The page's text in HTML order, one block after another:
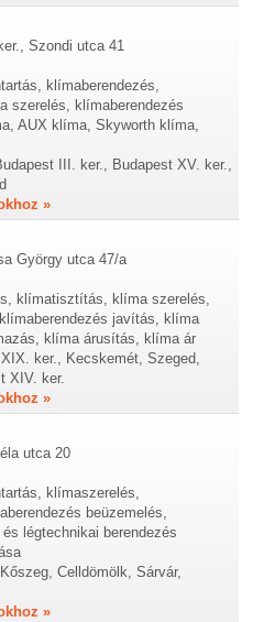
Szondi utca 41
klímaberendezés,
szerelés, klímaberendezés
AUX klíma, Skyworth klíma,
III. ker., Budapest XV. ker.,
»
György utca 47/a
klímatisztítás, klíma szerelés,
javítás, klíma
klíma árusítás, klíma ár
ker., Kecskemét, Szeged,
XIV. ker.
»
utca 20
klímaszerelés,
beüzemelés,
légtechnikai berendezés
Celldömölk, Sárvár,
»